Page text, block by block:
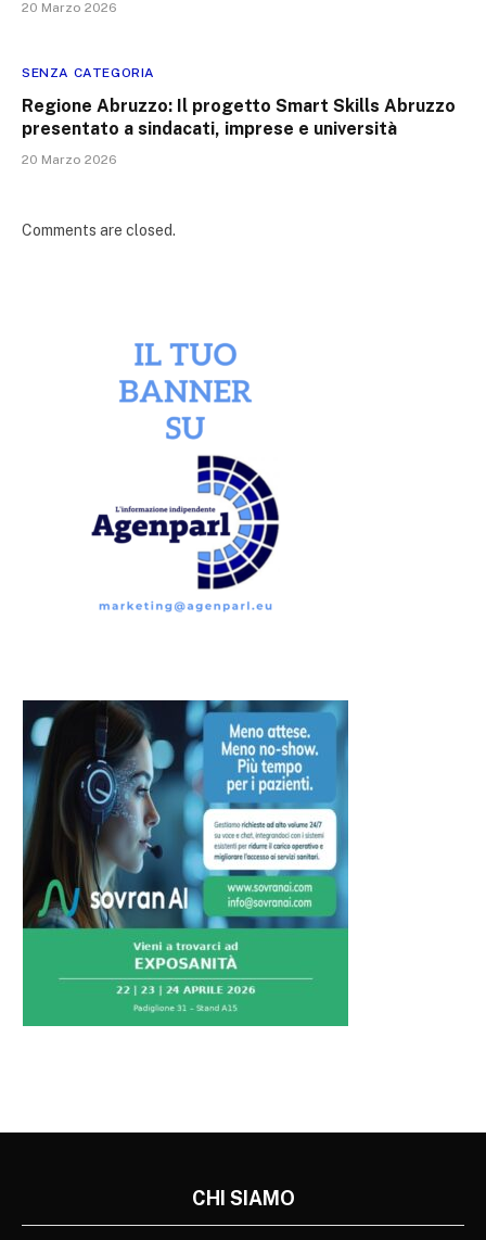
20 Marzo 2026
SENZA CATEGORIA
Regione Abruzzo: Il progetto Smart Skills Abruzzo
presentato a sindacati, imprese e università
20 Marzo 2026
Comments are closed.
CHI SIAMO